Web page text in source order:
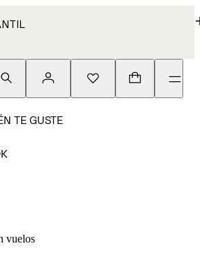
TE GUSTE
vuelos